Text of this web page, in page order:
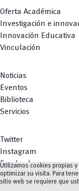
Oferta Académica
Investigación e
Innovación Educativa
Vinculación
Noticias
Eventos
Biblioteca
Servicios
Twitter
Instagram
Facebook
Youtube
Utilizamos cookies propias
optimizar su visita. Para
sitio web se requiere que